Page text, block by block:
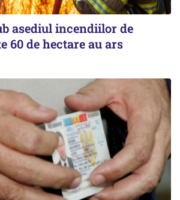
asediul incendiilor de
60 de hectare au ars